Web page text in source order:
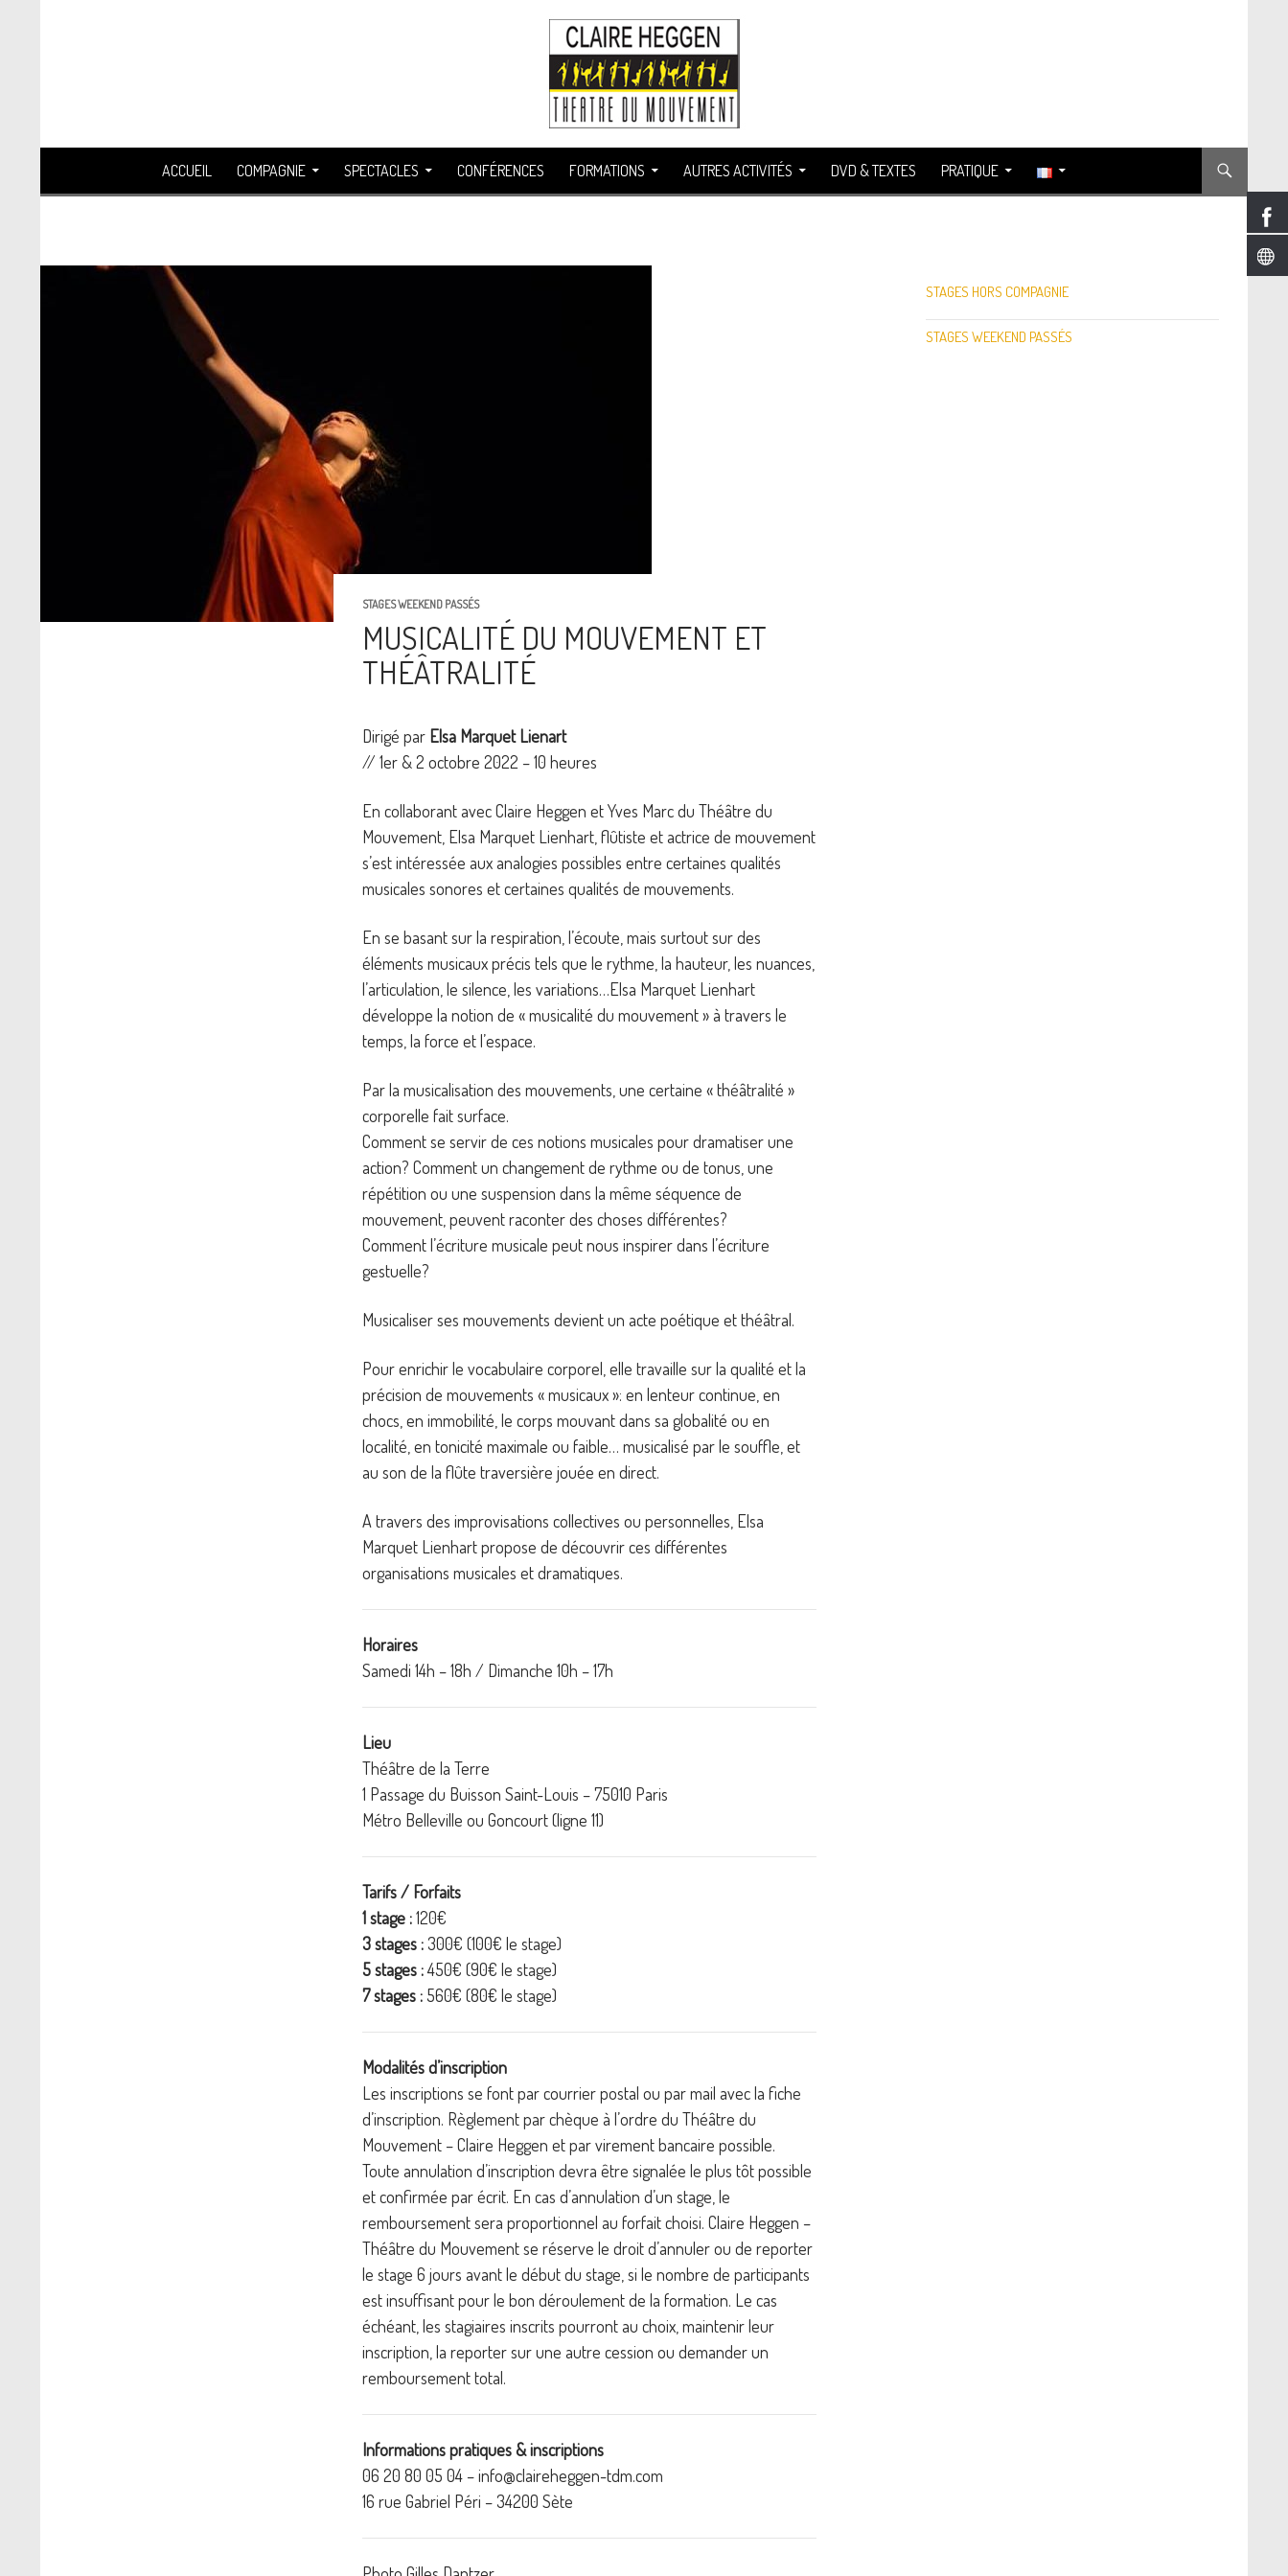
ACCUEIL COMPAGNIE SPECTACLES CONFÉRENCES FORMATIONS AUTRES ACTIVITÉS DVD & TEXTES PRATIQUE
STAGES WEEKEND PASSÉS
MUSICALITÉ DU MOUVEMENT ET
THÉÂTRALITÉ
Dirigé par Elsa Marquet Lienart
// 1er & 2 octobre 2022 – 10 heures
En collaborant avec Claire Heggen et Yves Marc du Théâtre du
Mouvement, Elsa Marquet Lienhart, flûtiste et actrice de mouvement
s’est intéressée aux analogies possibles entre certaines qualités
musicales sonores et certaines qualités de mouvements.
En se basant sur la respiration, l’écoute, mais surtout sur des
éléments musicaux précis tels que le rythme, la hauteur, les nuances,
l’articulation, le silence, les variations…Elsa Marquet Lienhart
développe la notion de « musicalité du mouvement » à travers le
temps, la force et l’espace.
Par la musicalisation des mouvements, une certaine « théâtralité »
corporelle fait surface.
Comment se servir de ces notions musicales pour dramatiser une
action? Comment un changement de rythme ou de tonus, une
répétition ou une suspension dans la même séquence de
mouvement, peuvent raconter des choses différentes?
Comment l’écriture musicale peut nous inspirer dans l’écriture
gestuelle?
Musicaliser ses mouvements devient un acte poétique et théâtral.
Pour enrichir le vocabulaire corporel, elle travaille sur la qualité et la
précision de mouvements « musicaux »: en lenteur continue, en
chocs, en immobilité, le corps mouvant dans sa globalité ou en
localité, en tonicité maximale ou faible… musicalisé par le souffle, et
au son de la flûte traversière jouée en direct.
A travers des improvisations collectives ou personnelles, Elsa
Marquet Lienhart propose de découvrir ces différentes
organisations musicales et dramatiques.
Horaires
Samedi 14h – 18h / Dimanche 10h – 17h
Lieu
Théâtre de la Terre
1 Passage du Buisson Saint-Louis – 75010 Paris
Métro Belleville ou Goncourt (ligne 11)
Tarifs / Forfaits
1 stage :120€
3 stages : 300€ (100€ le stage)
5 stages :450€ (90€ le stage)
7 stages : 560€ (80€ le stage)
Modalités d’inscription
Les inscriptions se font par courrier postal ou par mail avec la fiche
d’inscription. Règlement par chèque à l’ordre du Théâtre du
Mouvement – Claire Heggen et par virement bancaire possible.
Toute annulation d’inscription devra être signalée le plus tôt possible
et confirmée par écrit. En cas d’annulation d’un stage, le
remboursement sera proportionnel au forfait choisi. Claire Heggen –
Théâtre du Mouvement se réserve le droit d’annuler ou de reporter
le stage 6 jours avant le début du stage, si le nombre de participants
est insuffisant pour le bon déroulement de la formation. Le cas
échéant, les stagiaires inscrits pourront au choix, maintenir leur
inscription, la reporter sur une autre cession ou demander un
remboursement total.
Informations pratiques & inscriptions
06 20 80 05 04 – info@claireheggen-tdm.com
16 rue Gabriel Péri – 34200 Sète
STAGES HORS COMPAGNIE
STAGES WEEKEND PASSÉS